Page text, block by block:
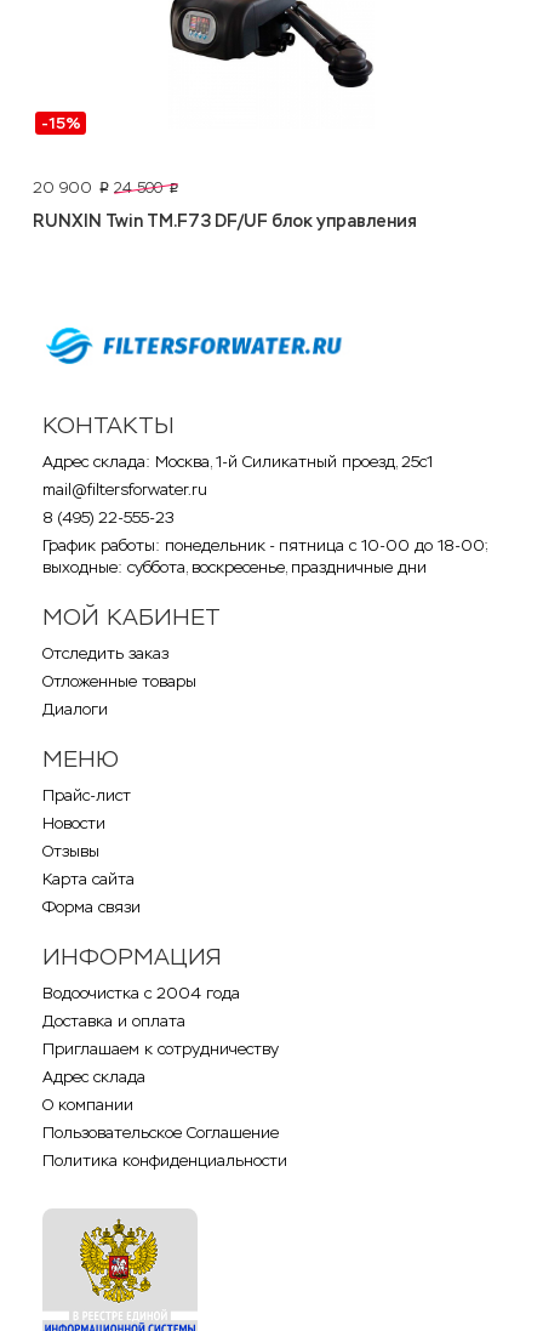
-15%
20 900 p 24 500 p
RUNXIN Twin ТМ.F73 DF/UF блок управления
КОНТАКТЫ
Адрес склада: Москва, 1-й Силикатный проезд, 25с1
mail@filtersforwater.ru
8 (495) 22-555-23
График работы: понедельник - пятница с 10-00 до 18-00;
выходные: суббота, воскресенье, праздничные дни
МОЙ КАБИНЕТ
Отследить заказ
Отложенные товары
Диалоги
МЕНЮ
Прайс-лист
Новости
Отзывы
Карта сайта
Форма связи
ИНФОРМАЦИЯ
Водоочистка с 2004 года
Доставка и оплата
Приглашаем к сотрудничеству
Адрес склада
О компании
Пользовательское Соглашение
Политика конфиденциальности